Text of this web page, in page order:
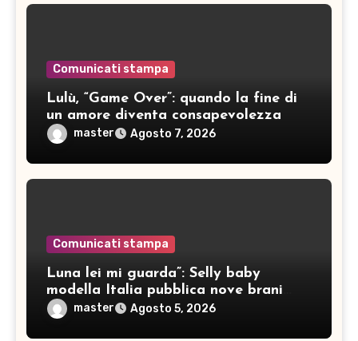
Comunicati stampa
Lulù, “Game Over”: quando la fine di
un amore diventa consapevolezza
master Agosto 7, 2026
Comunicati stampa
Luna lei mi guarda”: Selly baby
modella Italia pubblica nove brani
ineditimaster Agosto 5, 2026